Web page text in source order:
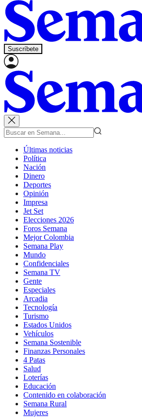
Suscríbete
Últimas noticias
Política
Nación
Dinero
Deportes
Opinión
Impresa
Jet Set
Elecciones 2026
Foros Semana
Mejor Colombia
Semana Play
Mundo
Confidenciales
Semana TV
Gente
Especiales
Arcadia
Tecnología
Turismo
Estados Unidos
Vehículos
Semana Sostenible
Finanzas Personales
4 Patas
Salud
Loterías
Educación
Contenido en colaboración
Semana Rural
Mujeres